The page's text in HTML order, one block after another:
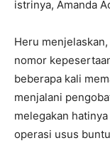
istrinya, Amanda
Heru
nomor
beberapa kali
menjalani
melegakan
operasi usus